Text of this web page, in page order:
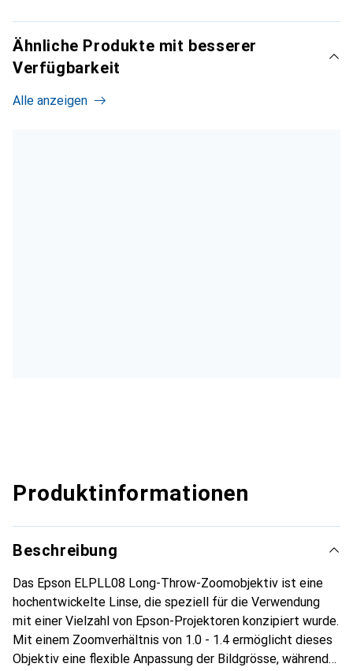
Ähnliche Produkte mit besserer
Verfügbarkeit
Alle anzeigen
Produktinformationen
Beschreibung
Das Epson ELPLL08 Long-Throw-Zoomobjektiv ist eine
hochentwickelte Linse, die speziell für die Verwendung
mit einer Vielzahl von Epson-Projektoren konzipiert wurde.
Mit einem Zoomverhältnis von 1.0 - 1.4 ermöglicht dieses
Objektiv eine flexible Anpassung der Bildgrösse, während